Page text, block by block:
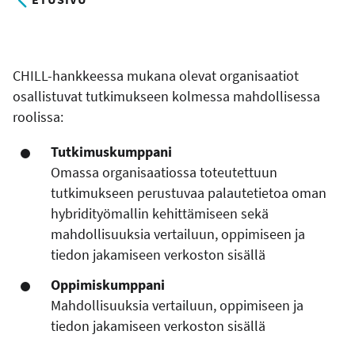
CHILL-hankkeessa mukana olevat organisaatiot
osallistuvat tutkimukseen kolmessa mahdollisessa
roolissa:
Tutkimuskumppani
Omassa organisaatiossa toteutettuun
tutkimukseen perustuvaa palautetietoa oman
hybridityömallin kehittämiseen sekä
mahdollisuuksia vertailuun, oppimiseen ja
tiedon jakamiseen verkoston sisällä
Oppimiskumppani
Mahdollisuuksia vertailuun, oppimiseen ja
tiedon jakamiseen verkoston sisällä